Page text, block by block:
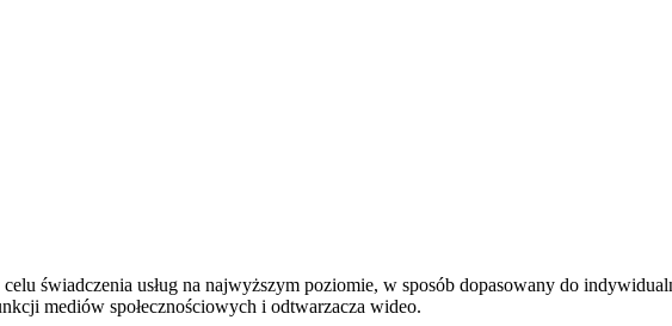
świadczenia usług na najwyższym poziomie, w sposób dopasowany do
mediów społecznościowych i odtwarzacza wideo.